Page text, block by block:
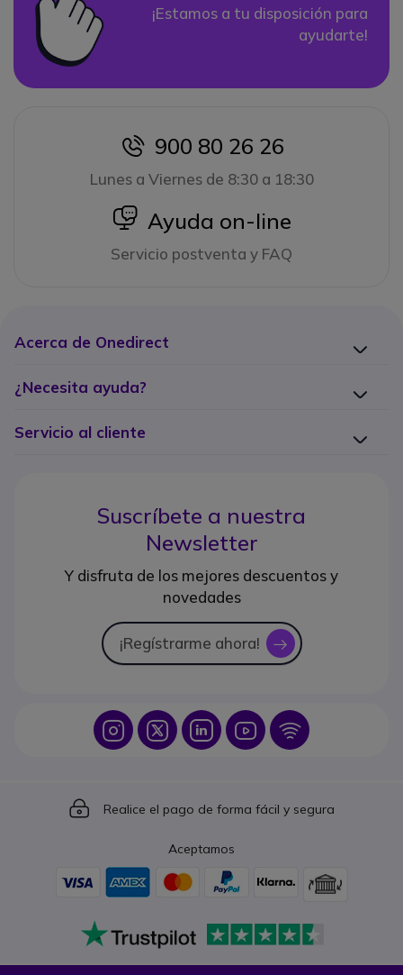
¡Estamos a tu disposición para
ayudarte!
icon
900 80 26 26
Lunes a Viernes de 8:30 a 18:30
icon
Ayuda on-line
Servicio postventa y FAQ
Acerca de Onedirect
¿Necesita ayuda?
Servicio al cliente
Suscríbete a nuestra
Newsletter
Y disfruta de los mejores descuentos y
novedades
¡Regístrarme ahora! icon
Icon IconIcon Icon Icon
Icon
Realice el pago de forma fácil y segura
Aceptamos